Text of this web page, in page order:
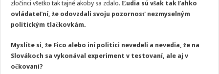
zločinci všetko tak tajné akoby sa zdalo.Ľudia sú však tak ľahko
ovládateľní, že odovzdali svoju pozornosť nezmyselným
politickým tlačkovkám.
Myslíte si, že Fico alebo iní politici nevedeli a nevedia, že na
Slovákoch sa vykonával experiment v testovaní, ale aj v
očkovaní?